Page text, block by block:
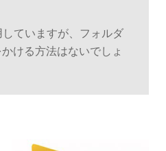
ていますが、フォルダ
ける方法はないでしょ